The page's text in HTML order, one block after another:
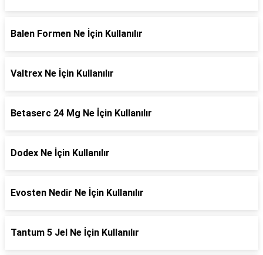
Balen Formen Ne İçin Kullanılır
Valtrex Ne İçin Kullanılır
Betaserc 24 Mg Ne İçin Kullanılır
Dodex Ne İçin Kullanılır
Evosten Nedir Ne İçin Kullanılır
Tantum 5 Jel Ne İçin Kullanılır